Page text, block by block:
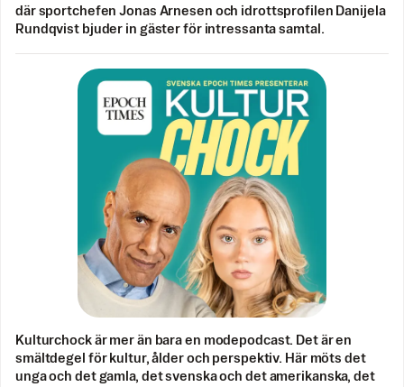
där sportchefen Jonas Arnesen och idrottsprofilen Danijela
Rundqvist bjuder in gäster för intressanta samtal.
Kulturchock är mer än bara en modepodcast. Det är en
smältdegel för kultur, ålder och perspektiv. Här möts det
unga och det gamla, det svenska och det amerikanska, det